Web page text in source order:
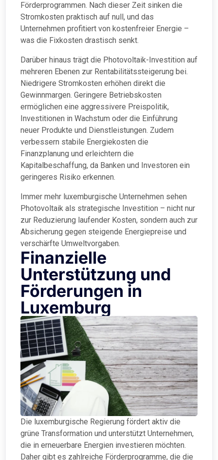
Förderprogrammen. Nach dieser Zeit sinken die
Stromkosten praktisch auf null, und das
Unternehmen profitiert von kostenfreier Energie –
was die Fixkosten drastisch senkt.
Darüber hinaus trägt die Photovoltaik-Investition auf
mehreren Ebenen zur Rentabilitätssteigerung bei.
Niedrigere Stromkosten erhöhen direkt die
Gewinnmargen. Geringere Betriebskosten
ermöglichen eine aggressivere Preispolitik,
Investitionen in Wachstum oder die Einführung
neuer Produkte und Dienstleistungen. Zudem
verbessern stabile Energiekosten die
Finanzplanung und erleichtern die
Kapitalbeschaffung, da Banken und Investoren ein
geringeres Risiko erkennen.
Immer mehr luxemburgische Unternehmen sehen
Photovoltaik als strategische Investition – nicht nur
zur Reduzierung laufender Kosten, sondern auch zur
Absicherung gegen steigende Energiepreise und
verschärfte Umweltvorgaben.
Finanzielle
Unterstützung und
Förderungen in
Luxemburg
Die luxemburgische Regierung fördert aktiv die
grüne Transformation und unterstützt Unternehmen,
die in erneuerbare Energien investieren möchten.
Daher gibt es zahlreiche Förderprogramme, die die